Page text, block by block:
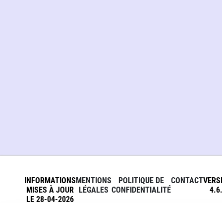
INFORMATIONS
MISES À JOUR
LE 28-04-2026
MENTIONS
LÉGALES
POLITIQUE DE
CONFIDENTIALITÉ
CONTACT